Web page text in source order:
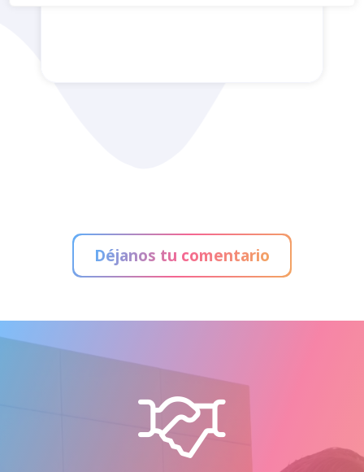
Déjanos tu comentario